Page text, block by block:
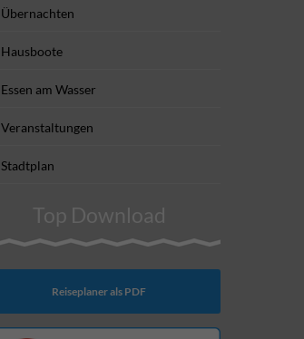
Übernachten
Hausboote
Essen am Wasser
Veranstaltungen
Stadtplan
Top Download
Reiseplaner als PDF